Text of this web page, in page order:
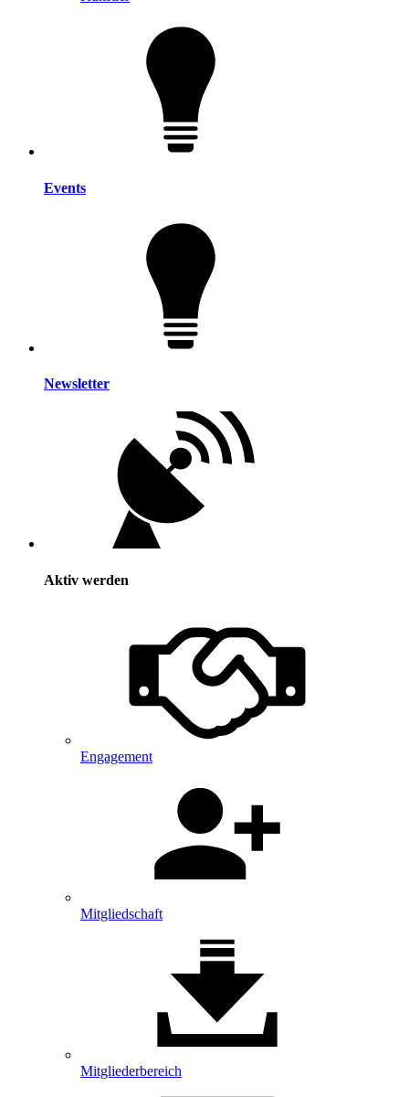
Events
Newsletter
Aktiv werden
Engagement
Mitgliedschaft
Mitglieder­bereich